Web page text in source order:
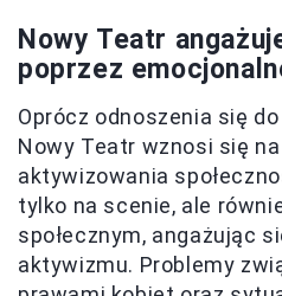
Nowy Teatr
poprzez
Oprócz odnoszenia się
Nowy Teatr wznosi się
aktywizowania
tylko na scenie, ale
społecznym, angażując
aktywizmu. Problemy